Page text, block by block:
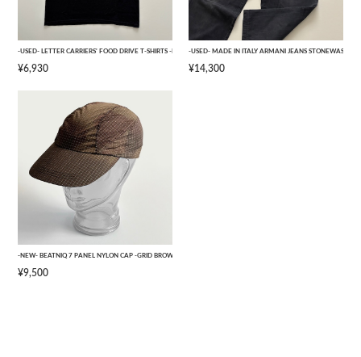
-USED- LETTER CARRIERS' FOOD DRIVE T-SHIRTS -BLACK- [L]
¥6,930
-USED- MADE IN ITALY ARMANI JEANS
¥14,300
-NEW- BEATNIQ 7 PANEL NYLON CAP -GRID BROWN CAMOUFLAGE- [ONE SIZE]
¥9,500